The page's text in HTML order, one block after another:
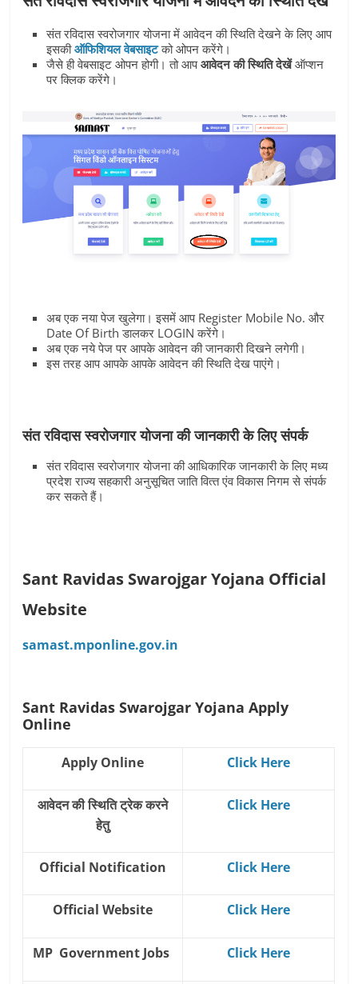
संत रविदास स्‍वरोजगार योजना में आवेदन की स्थिति देखने के लिए आप
इसकीऑफिशियल वेबसाइटको ओपन करेंगे।
जैसे ही वेबसाइट ओपन होगी। तो आपआवेदन की स्थिति देखेंऑप्‍शन
पर क्लिक करेंगे।
अब एक नया पेज खुलेगा। इसमें आप Register Mobile No. और
Date Of Birth डालकर LOGIN करेंगे।
अब एक नये पेज पर आपके आवेदन की जानकारी दिखने लगेगी।
इस तरह आप आपके आपके आवेदन की स्थिति देख पाएंगे।
संत रविदास स्‍वरोजगार योजना की जानकारी के लिए संपर्क
संत रविदास स्‍वरोजगार योजना की आधिकारिक जानकारी के लिए मध्‍य
प्रदेश राज्‍य सहकारी अनुसूचित जाति वित्‍त एंव विकास निगम से संपर्क
कर सकते हैं।
Sant Ravidas Swarojgar Yojana Official
Website
samast.mponline.gov.in
Sant Ravidas Swarojgar Yojana Apply
Online
Apply Online Click Here
आवेदन की स्थिति ट्रेक करने
हेतु
Click Here
Official Notification Click Here
Official Website Click Here
MP Government Jobs Click Here